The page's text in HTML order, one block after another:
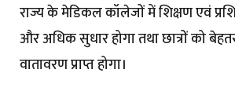
राज्य के मेडिकल कॉलेजों में शिक्षण एवं
और अधिक सुधार होगा तथा छात्रों को
वातावरण प्राप्त होगा।